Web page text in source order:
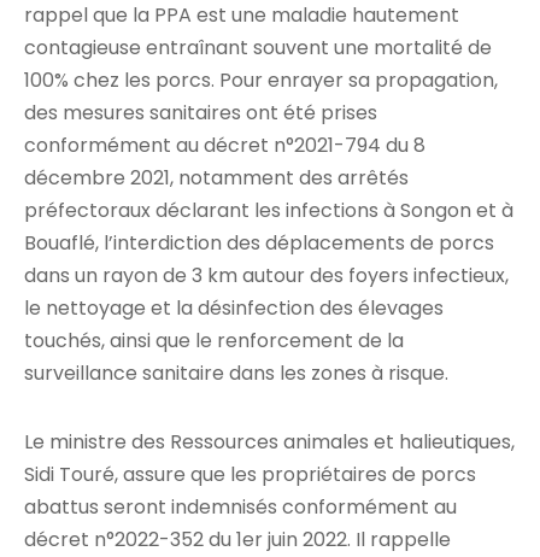
rappel que la PPA est une maladie hautement
contagieuse entraînant souvent une mortalité de
100% chez les porcs. Pour enrayer sa propagation,
des mesures sanitaires ont été prises
conformément au décret n°2021-794 du 8
décembre 2021, notamment des arrêtés
préfectoraux déclarant les infections à Songon et à
Bouaflé, l’interdiction des déplacements de porcs
dans un rayon de 3 km autour des foyers infectieux,
le nettoyage et la désinfection des élevages
touchés, ainsi que le renforcement de la
surveillance sanitaire dans les zones à risque.
Le ministre des Ressources animales et halieutiques,
Sidi Touré, assure que les propriétaires de porcs
abattus seront indemnisés conformément au
décret n°2022-352 du 1er juin 2022. Il rappelle